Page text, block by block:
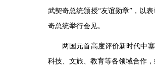
武契奇总统颁授“友谊勋章”，以
奇总统举行会见。
两国元首高度评价新时代中
科技、文旅、教育等各领域合作